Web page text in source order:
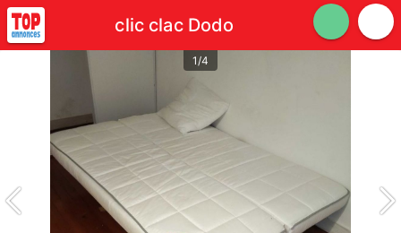
clic clac Dodo
1/4